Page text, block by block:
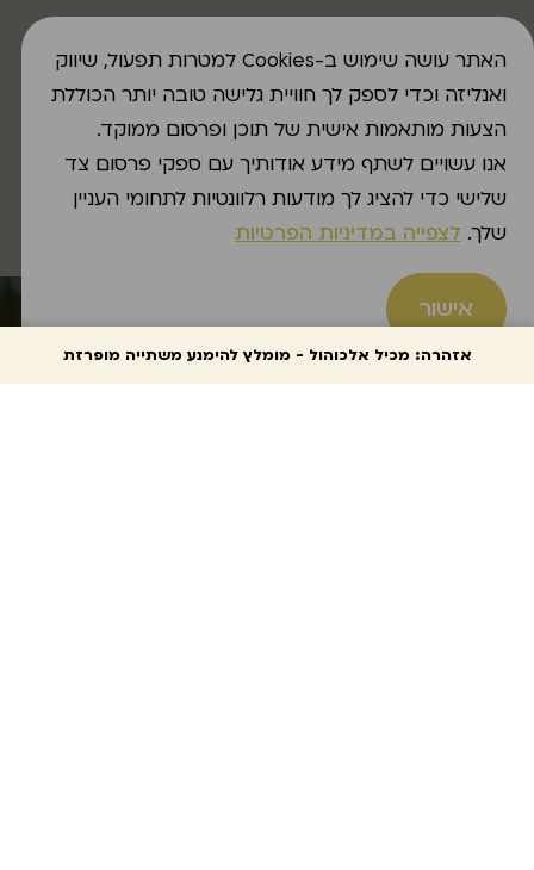
להזמנת סיור
אזהרה: מכיל אלכוהול - מומלץ להימנע משתייה מופרזת
האתר עושה שימוש ב-Cookies למטרות תפעול, שיווק
ואנליזה וכדי לספק לך חוויית גלישה טובה יותר הכוללת
הצעות מותאמות אישית של תוכן ופרסום ממוקד.
אנו עשויים לשתף מידע אודותיך עם ספקי פרסום צד
שלישי כדי להציג לך מודעות רלוונטיות לתחומי העניין
שלך. לצפייה במדיניות הפרטיות
אישור